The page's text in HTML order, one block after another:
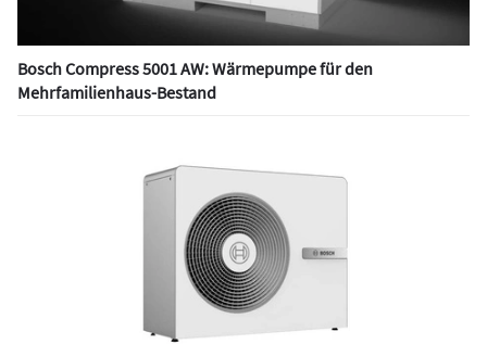
Bosch Compress 5001 AW: Wärmepumpe für den
Mehrfamilienhaus-Bestand